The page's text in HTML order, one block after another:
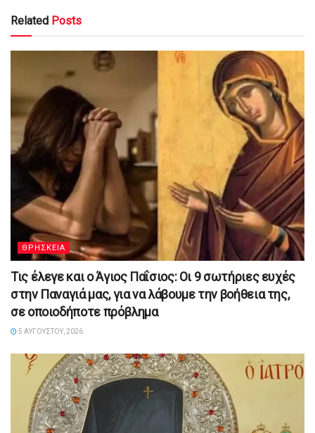
Related Posts
ΘΡΗΣΚΕΙΑ
Τις έλεγε και ο Άγιος Παΐσιος: Οι 9 σωτήριες ευχές
στην Παναγιά μας, για να λάβουμε την βοήθεια της,
σε οποιοδήποτε πρόβλημα
5 ΑΥΓΟΎΣΤΟΥ, 2026